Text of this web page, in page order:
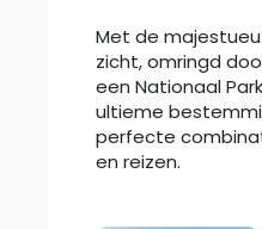
Met de
zicht, omringd
een Nationaal
ultieme
perfecte
en reizen.